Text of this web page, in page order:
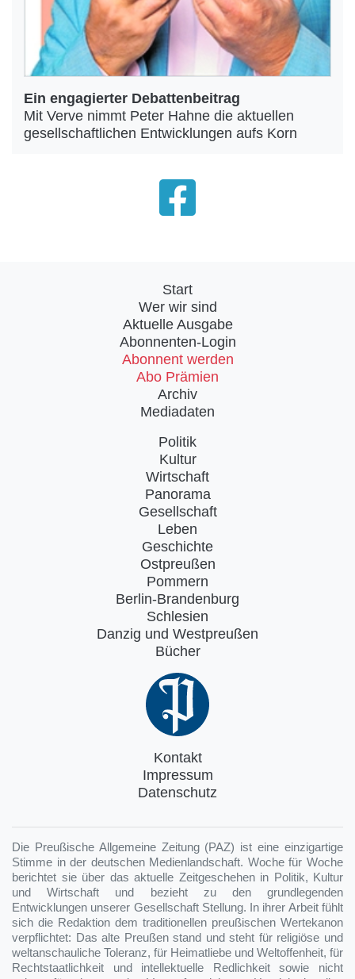
Ein engagierter Debattenbeitrag
Mit Verve nimmt Peter Hahne die aktuellen
gesellschaftlichen Entwicklungen aufs Korn
Start
Wer wir sind
Aktuelle Ausgabe
Abonnenten-Login
Abonnent werden
Abo Prämien
Archiv
Mediadaten
Politik
Kultur
Wirtschaft
Panorama
Gesellschaft
Leben
Geschichte
Ostpreußen
Pommern
Berlin-Brandenburg
Schlesien
Danzig und Westpreußen
Bücher
Kontakt
Impressum
Datenschutz
Die Preußische Allgemeine Zeitung (PAZ) ist eine einzigartige
Stimme in der deutschen Medienlandschaft. Woche für Woche
berichtet sie über das aktuelle Zeitgeschehen in Politik, Kultur
und Wirtschaft und bezieht zu den grundlegenden
Entwicklungen unserer Gesellschaft Stellung. In ihrer Arbeit fühlt
sich die Redaktion dem traditionellen preußischen Wertekanon
verpflichtet: Das alte Preußen stand und steht für religiöse und
weltanschauliche Toleranz, für Heimatliebe und Weltoffenheit, für
Rechtstaatlichkeit und intellektuelle Redlichkeit sowie nicht